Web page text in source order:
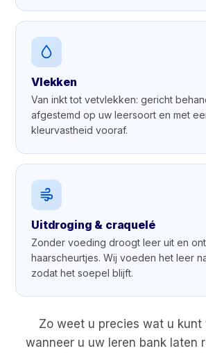
Vlekken
Van inkt tot vetvlekken: gericht
afgestemd op uw leersoort en met
kleurvastheid vooraf.
Uitdroging & craquelé
Zonder voeding droogt leer uit en
haarscheurtjes. Wij voeden het leer
zodat het soepel blijft.
Zo weet u precies wat u
wanneer u uw leren bank laten